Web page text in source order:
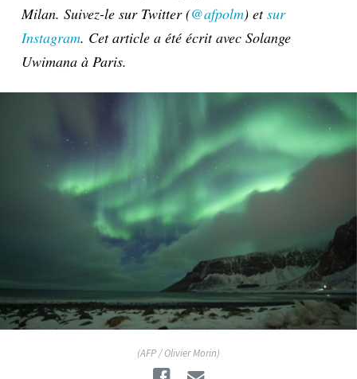
Milan. Suivez-le sur Twitter (@afpolm) etsur
Instagram. Cet article a été écrit avec Solange
Uwimana à Paris.
(AFP / Olivier Morin)